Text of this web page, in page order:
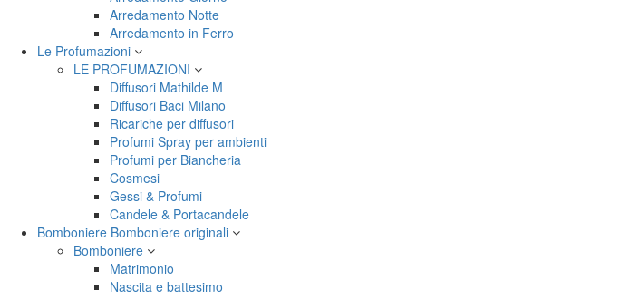
Arredamento Notte
Arredamento in Ferro
Le Profumazioni
LE PROFUMAZIONI
Diffusori Mathilde M
Diffusori Baci Milano
Ricariche per diffusori
Profumi Spray per ambienti
Profumi per Biancheria
Cosmesi
Gessi & Profumi
Candele & Portacandele
Bomboniere Bomboniere originali
Bomboniere
Matrimonio
Nascita e battesimo